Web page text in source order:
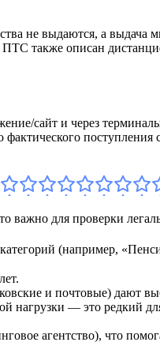
не выдаются, а выдача
ПТС также описан
сайт и через
фактического
для проверки
(например,
и почтовые) дают
нагрузки — это редкий
агентство), что